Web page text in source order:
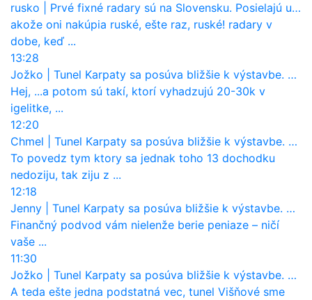
rusko
Prvé fixné radary sú na Slovensku. Posielajú už pokuty? Ukáže ich Waze?
akože oni nakúpia ruské, ešte raz, ruské! radary v
dobe, keď ...
13:28
Jožko
Tunel Karpaty sa posúva bližšie k výstavbe. NDS urobila dôležitý krok
Hej, ...a potom sú takí, ktorí vyhadzujú 20-30k v
igelitke, ...
12:20
Chmel
Tunel Karpaty sa posúva bližšie k výstavbe. NDS urobila dôležitý krok
To povedz tym ktory sa jednak toho 13 dochodku
nedoziju, tak ziju z ...
12:18
Jenny
Tunel Karpaty sa posúva bližšie k výstavbe. NDS urobila dôležitý krok
Finančný podvod vám nielenže berie peniaze – ničí
vaše ...
11:30
Jožko
Tunel Karpaty sa posúva bližšie k výstavbe. NDS urobila dôležitý krok
A teda ešte jedna podstatná vec, tunel Višňové sme